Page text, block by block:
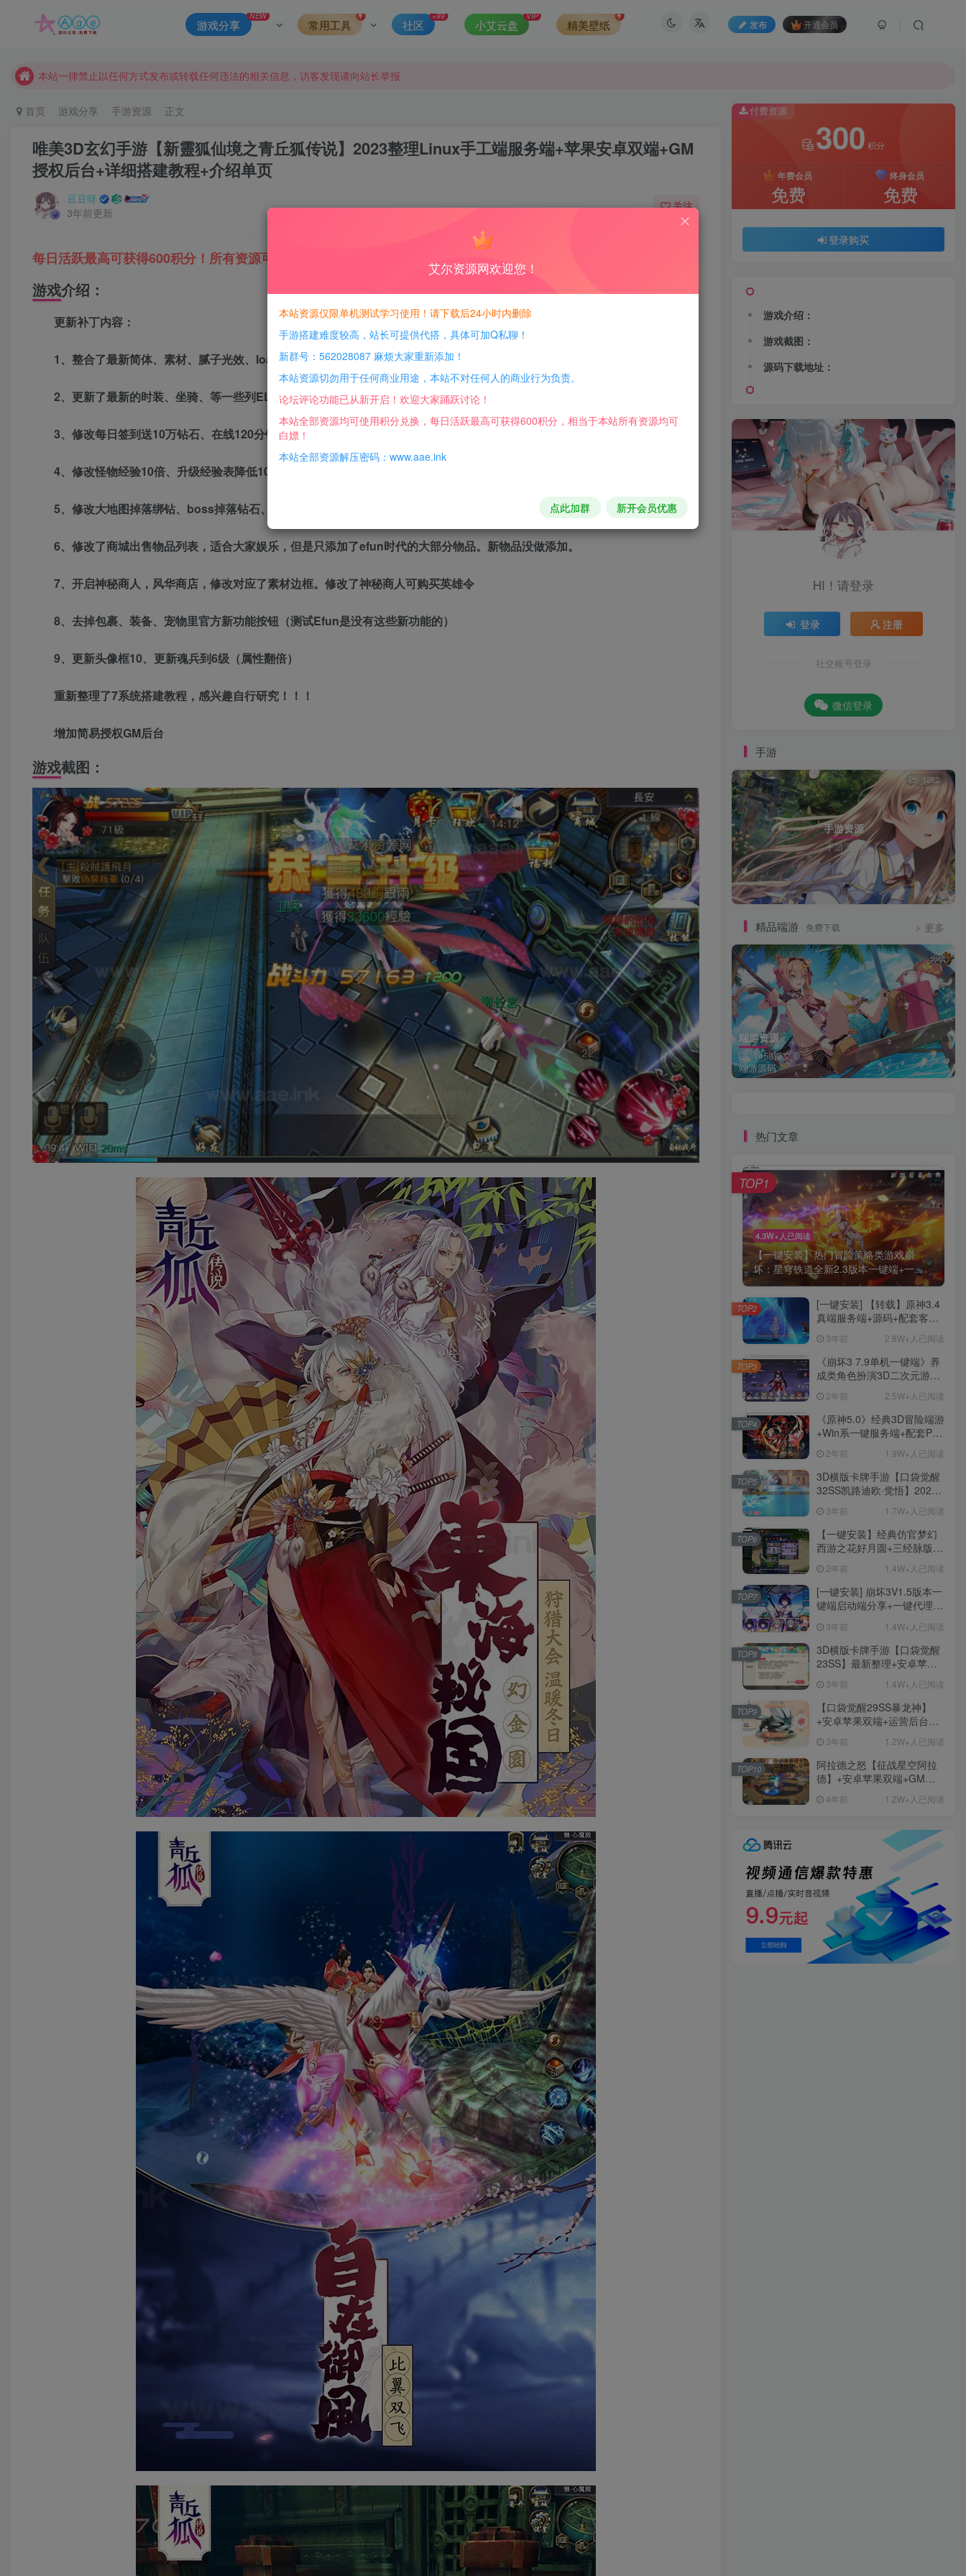
发布 开通会员
游戏分享
NEW
常用工具 社区
+99
小艾云盘
VIP
精美壁纸
本站资源大多存储在云盘，如发现链接失效，请联系我们我们会第一时间更新。
现在赞助会员享受专属折扣，详情点击此条公告。
首页 游戏分享 手游资源 正文
唯美3D玄幻手游【新靈狐仙境之青丘狐传说】2023整理Linux手工端服务端+苹果安卓双端+GM
授权后台+详细搭建教程+介绍单页
豆豆呀
3年前更新
关注
每日活跃最高可获得600积分！所有资源可以使用积分免费兑换！
游戏介绍：
更新补丁内容：
1、整合了最新简体、素材、腻子光效、loading界面、头像边框。
2、更新了最新的时装、坐骑、等一些列EL相关物品
3、修改每日签到送10万钻石、在线120分钟送30万钻石、升级奖励赠送800万钻石（活动领取）
4、修改怪物经验10倍、升级经验表降低10倍
5、修改大地图掉落绑钻、boss掉落钻石、楼兰掉落、探索古城掉落钻石
6、修改了商城出售物品列表，适合大家娱乐，但是只添加了efun时代的大部分物品。新物品没做添加。
7、开启神秘商人，风华商店，修改对应了素材边框。修改了神秘商人可购买英雄令
8、去掉包裹、装备、宠物里官方新功能按钮（测试Efun是没有这些新功能的）
9、更新头像框10、更新魂兵到6级（属性翻倍）
重新整理了7系统搭建教程，感兴趣自行研究！！！
增加简易授权GM后台
游戏截图：
付费资源
300 积分
年费会员
免费
终身会员
免费
登录购买
游戏介绍：
游戏截图：
源码下载地址：
HI！请登录
登录 注册
社交账号登录
微信登录
手游
手游资源
手游源码
1282
精品端游 免费下载 更多
端游资源
1458篇文章
端游源码
热门文章
4.3W+人已阅读
【一键安装】热门冒险策略类游戏崩
坏：星穹铁道全新2.3版本一键端+一...
TOP1
[一键安装] 【转载】原神3.4
真端服务端+源码+配套客户
说明文件
3年前 2.8W+人已阅读
TOP2
《崩坏3 7.9单机一键端》养
成类角色扮演3D二次元游
用、无限资源、附带保姆级
安装教程
2年前 2.5W+人已阅读
TOP3
《原神5.0》经典3D冒险端游
+Win系一键服务端+配套PC
池文件
2年前 1.9W+人已阅读
TOP4
3D横版卡牌手游【口袋觉醒
32SS凯路迪欧·觉悟】2023
+支付对接+安卓苹果双端+运
营后台+GM授权后台+代理
后台
3年前 1.7W+人已阅读
TOP5
【一键安装】经典仿官梦幻
西游之花好月圆+三经脉版本
卡+剧情活动+视频搭建及其
他修改资料
2年前 1.4W+人已阅读
TOP6
[一键安装] 崩坏3V1.5版本一
键端启动端分享+一键代理
ID+详细指令+极简一键修改
3年前 1.4W+人已阅读
TOP7
3D横版卡牌手游【口袋觉醒
23SS】最新整理+安卓苹果
细搭建教程
3年前 1.4W+人已阅读
TOP8
【口袋觉醒29SS暴龙神】
+安卓苹果双端+运营后台
端 3年前 1.2W+人已阅读
TOP9
阿拉德之怒【征战星空阿拉
德】+安卓苹果双端+GM授
+详细教程
4年前 1.2W+人已阅读
TOP10
艾尔资源网欢迎您！
本站资源仅限单机测试学习使用！请下载后24小时内删除
手游搭建难度较高，站长可提供代搭，具体可加Q私聊！
新群号：562028087 麻烦大家重新添加！
本站资源切勿用于任何商业用途，本站不对任何人的商业行为负责。
论坛评论功能已从新开启！欢迎大家踊跃讨论！
本站全部资源均可使用积分兑换，每日活跃最高可获得600积分，相当于本站所有资源均可
白嫖！
本站全部资源解压密码：www.aae.ink
点此加群 新开会员优惠